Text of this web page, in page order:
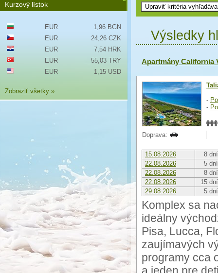
Výsledky
Apartmány California
-
-
Doprava:
15.08.2026
8 dní
22.08.2026
5 dní
22.08.2026
8 dní
22.08.2026
15 dní
29.08.2026
5 dní
Komplex sa
ideálny
Pisa, Lucca,
zaujímavých
programy cca
Kurzový lístok
EUR
1,96 BGN
EUR
24,26 CZK
EUR
7,54 HRK
EUR
55,03 TRY
EUR
1,15 USD
Zobraziť všetky »